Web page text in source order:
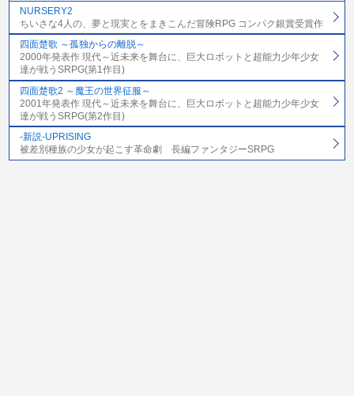
NURSERY2
ちいさな4人の、夢と現実とをまきこんだ冒険RPG コンパク銀賞受賞作
四面楚歌 ～孤独からの離脱～
2000年発表作 現代～近未来を舞台に、巨大ロボットと超能力少年少女
達が戦うSRPG(第1作目)
四面楚歌2 ～魔王の世界征服～
2001年発表作 現代～近未来を舞台に、巨大ロボットと超能力少年少女
達が戦うSRPG(第2作目)
-新説-UPRISING
被差別種族の少女が起こす革命劇 長編ファンタジーSRPG